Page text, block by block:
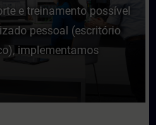
e treinamento possível
pessoal (escritório
implementamos